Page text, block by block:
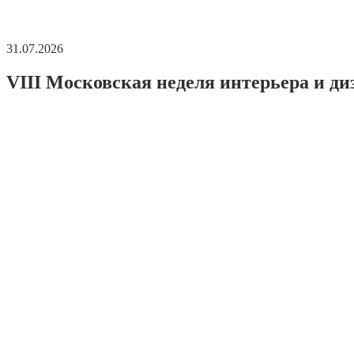
31.07.2026
VIII Московская неделя интерьера и